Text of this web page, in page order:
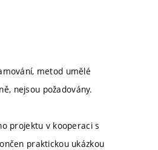
metod umělé
nejsou požadovány.
projektu v kooperaci s
praktickou ukázkou